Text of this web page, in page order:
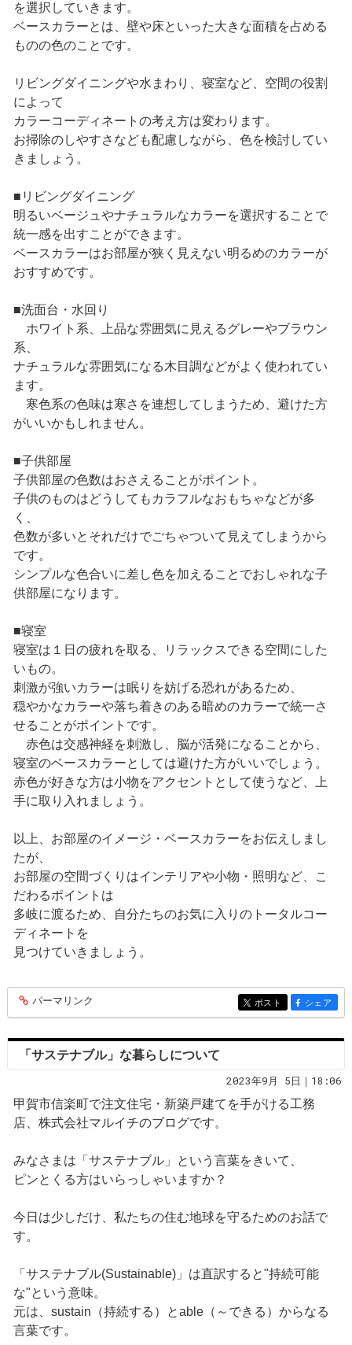
を選択していきます。
ベースカラーとは、壁や床といった大きな面積を占める
ものの色のことです。
リビングダイニングや水まわり、寝室など、空間の役割
によって
カラーコーディネートの考え方は変わります。
お掃除のしやすさなども配慮しながら、色を検討してい
きましょう。
■リビングダイニング
明るいベージュやナチュラルなカラーを選択することで
統一感を出すことができます。
ベースカラーはお部屋が狭く見えない明るめのカラーが
おすすめです。
■洗面台・水回り
ホワイト系、上品な雰囲気に見えるグレーやブラウン
系、
ナチュラルな雰囲気になる木目調などがよく使われてい
ます。
寒色系の色味は寒さを連想してしまうため、避けた方
がいいかもしれません。
■子供部屋
子供部屋の色数はおさえることがポイント。
子供のものはどうしてもカラフルなおもちゃなどが多
く、
色数が多いとそれだけでごちゃついて見えてしまうから
です。
シンプルな色合いに差し色を加えることでおしゃれな子
供部屋になります。
■寝室
寝室は１日の疲れを取る、リラックスできる空間にした
いもの。
刺激が強いカラーは眠りを妨げる恐れがあるため、
穏やかなカラーや落ち着きのある暗めのカラーで統一さ
せることがポイントです。
赤色は交感神経を刺激し、脳が活発になることから、
寝室のベースカラーとしては避けた方がいいでしょう。
赤色が好きな方は小物をアクセントとして使うなど、上
手に取り入れましょう。
以上、お部屋のイメージ・ベースカラーをお伝えしまし
たが、
お部屋の空間づくりはインテリアや小物・照明など、こ
だわるポイントは
多岐に渡るため、自分たちのお気に入りのトータルコー
ディネートを
見つけていきましょう。
entry268
パーマリンク entry268
ポスト entry268
シェア
「サステナブル」な暮らしについて
2023年9月 5日｜18:06
甲賀市信楽町で注文住宅・新築戸建てを手がける工務
店、株式会社マルイチのブログです。
みなさまは「サステナブル」という言葉をきいて、
ピンとくる方はいらっしゃいますか？
今日は少しだけ、私たちの住む地球を守るためのお話で
す。
「サステナブル(Sustainable)」は直訳すると"持続可能
な"という意味。
元は、sustain（持続する）とable（～できる）からなる
言葉です。